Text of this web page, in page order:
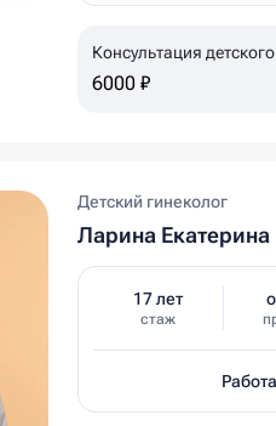
Консультация
6000 ₽
Детский гинеколог
Ларина
17 лет
стаж